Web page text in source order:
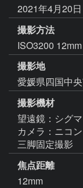
2021年4月20
撮影方法
ISO3200
撮影地
愛媛県四国中
撮影機材
望遠鏡：シグマ
カメラ：ニコン
三脚固定撮影
焦点距離
12mm